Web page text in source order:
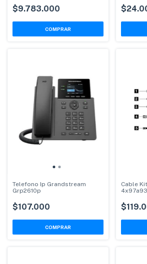
$9.783.000
Telefono Ip Grandstream
Grp2610p
$107.000
Cable